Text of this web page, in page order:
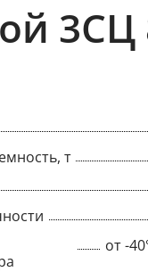
3СЦ
т
от -